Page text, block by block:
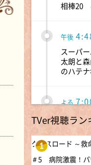
相棒20
午後
スーパ
太朗と
のハテ
よる
相葉ヒ
ー? 2時
よる
TVer視聴ラン
1
クロスロード ～救
＃5 病院激震！パ